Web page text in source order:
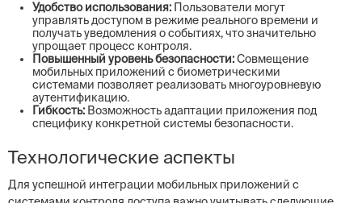
Удобство использования: Пользователи могут
управлять доступом в режиме реального времени и
получать уведомления о событиях, что значительно
упрощает процесс контроля.
Повышенный уровень безопасности:Совмещение
мобильных приложений с биометрическими
системами позволяет реализовать многоуровневую
аутентификацию.
Гибкость: Возможность адаптации приложения под
специфику конкретной системы безопасности.
Технологические аспекты
Для успешной интеграции мобильных приложений с